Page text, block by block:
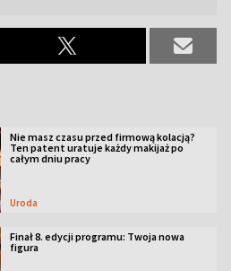
Nie masz czasu przed firmową kolacją?
Ten patent uratuje każdy makijaż po
całym dniu pracy
Uroda
Finał 8. edycji programu: Twoja nowa
figura